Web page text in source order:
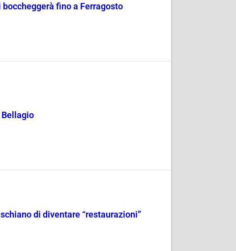
fino a Ferragosto
Bellagio
di diventare “restaurazioni”